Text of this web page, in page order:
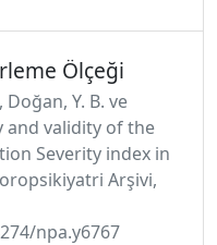
Ölçeği
Y. B. ve
and validity of the
Severity index in
Arşivi,
npa.y6767